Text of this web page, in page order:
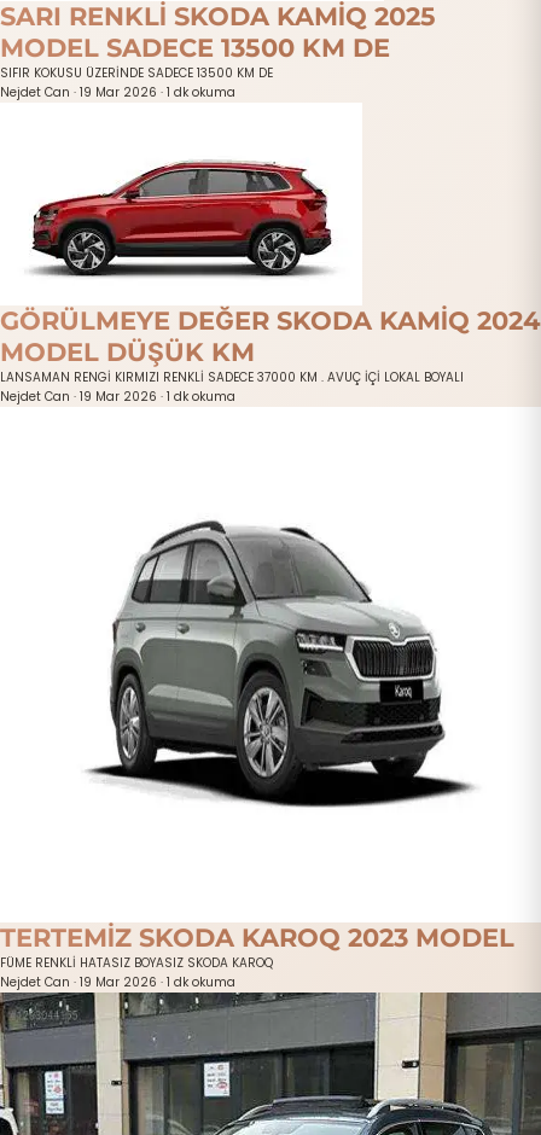
SARI RENKLİ SKODA KAMİQ 2025
MODEL SADECE 13500 KM DE
SIFIR KOKUSU ÜZERİNDE SADECE 13500 KM DE
Nejdet Can · 19 Mar 2026 · 1 dk okuma
GÖRÜLMEYE DEĞER SKODA KAMİQ 2024
MODEL DÜŞÜK KM
LANSAMAN RENGİ KIRMIZI RENKLİ SADECE 37000 KM . AVUÇ İÇİ LOKAL BOYALI
Nejdet Can · 19 Mar 2026 · 1 dk okuma
TERTEMİZ SKODA KAROQ 2023 MODEL
FÜME RENKLİ HATASIZ BOYASIZ SKODA KAROQ
Nejdet Can · 19 Mar 2026 · 1 dk okuma